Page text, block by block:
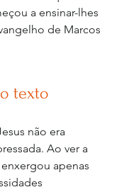
a ensinar-lhes
de Marcos
texto
não era
Ao ver a
apenas